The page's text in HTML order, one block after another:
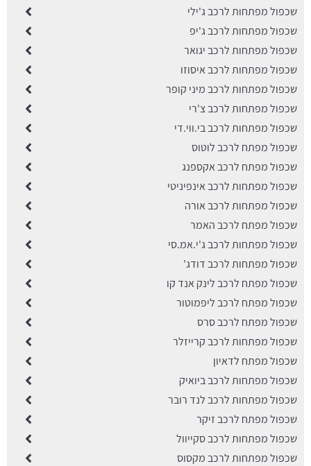
שכפול מפתחות לרכב ג'ילי
שכפול מפתחות לרכב ג'יפ
שכפול מפתחות לרכב יגואר
שכפול מפתחות לרכב איסוזו
שכפול מפתחות לרכב מיני קופר
שכפול מפתחות לרכב צ'רי
שכפול מפתחות לרכב בי.ווי.די
שכפול מפתח לרכב לוטוס
שכפול מפתח לרכב אקספנג
שכפול מפתחות לרכב אינפיניטי
שכפול מפתחות לרכב אורה
שכפול מפתח לרכב האמר
שכפול מפתחות לרכב ג'י.אמ.סי
שכפול מפתחות לרכב דודג'
שכפול מפתח לרכב לינק אנד קו
שכפול מפתח לרכב ליפמוטור
שכפול מפתח לרכב סרס
שכפול מפתחות לרכב קרייזלר
שכפול מפתח לדאיון
שכפול מפתחות לרכב ביואיק
שכפול מפתחות לרכב לנד רובר
שכפול מפתח לרכב זיקר
שכפול מפתחות לרכב סקייוול
שכפול מפתחות לרכב מקסוס